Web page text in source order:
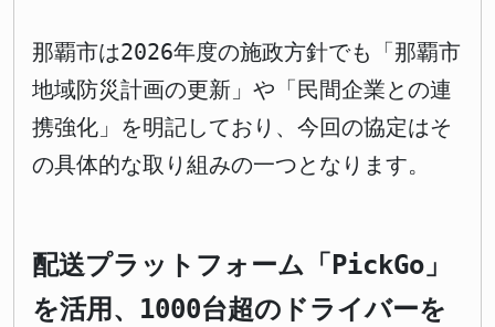
那覇市は2026年度の施政方針でも「那覇市
地域防災計画の更新」や「民間企業との連
携強化」を明記しており、今回の協定はそ
の具体的な取り組みの一つとなります。
配送プラットフォーム「PickGo」
を活用、1000台超のドライバーを